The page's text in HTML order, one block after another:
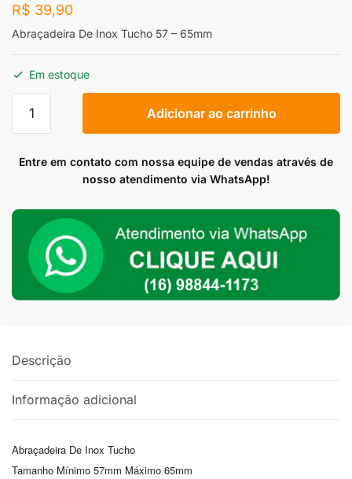
R$ 39,90
Abraçadeira De Inox Tucho 57 – 65mm
Em estoque
Tucho
65mm
quantidade
Adicionar ao carrinho
Entre em contato com nossa equipe de vendas através de
nosso atendimento via WhatsApp!
Descrição
Informação adicional
Abraçadeira De Inox Tucho
Tamanho Mínimo 57mm Máximo 65mm